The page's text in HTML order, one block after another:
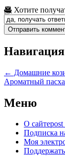
Хотите
← Домашние
Ароматный
Меню
О сайте
Подписка
Моя